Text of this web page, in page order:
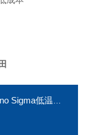
反应器-重庆藤田